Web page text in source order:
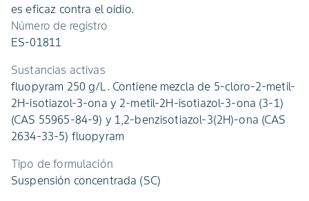
es eficaz contra el oídio.
Número de registro
ES-01811
Sustancias activas
fluopyram 250 g/L. Contiene mezcla de 5-cloro-2-metil-
2H-isotiazol-3-ona y 2-metil-2H-isotiazol-3-ona (3-1)
(CAS 55965-84-9) y 1,2-benzisotiazol-3(2H)-ona (CAS
2634-33-5) fluopyram
Tipo de formulación
Suspensión concentrada (SC)